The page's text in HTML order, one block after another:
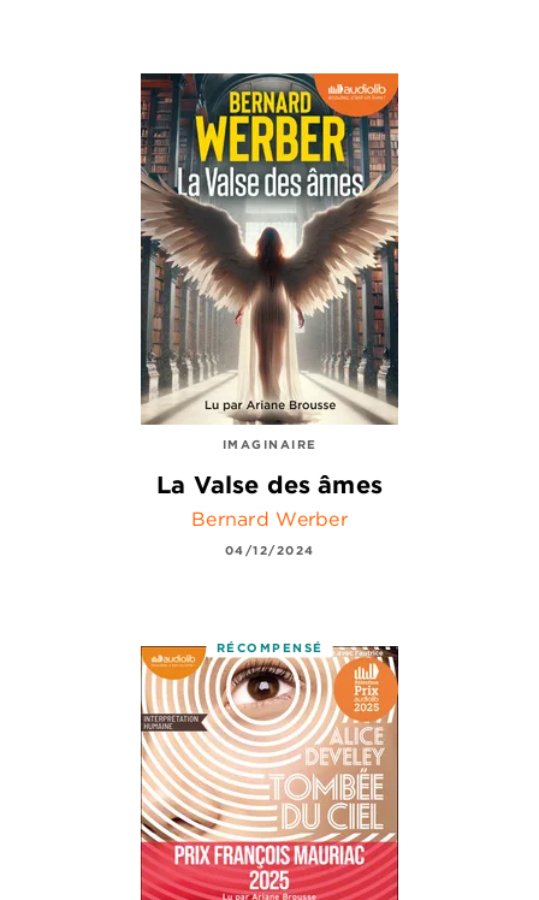
IMAGINAIRE
La Valse des âmes
Bernard Werber
04/12/2024
RÉCOMPENSÉ